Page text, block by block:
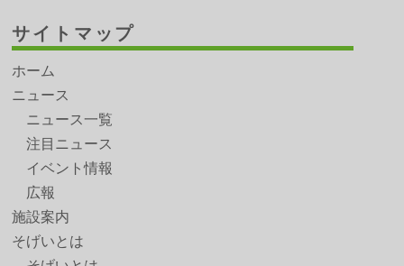
サイトマップ
ホーム
ニュース
ニュース一覧
注目ニュース
イベント情報
広報
施設案内
そげいとは